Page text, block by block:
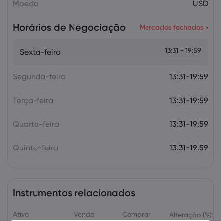
Moeda USD
Horários de Negociação Mercados fechados
Sexta-feira 13:31 - 19:59
Segunda-feira 13:31-19:59
Terça-feira 13:31-19:59
Quarta-feira 13:31-19:59
Quinta-feira 13:31-19:59
Instrumentos relacionados
Ativo Venda Comprar Alteração (%):